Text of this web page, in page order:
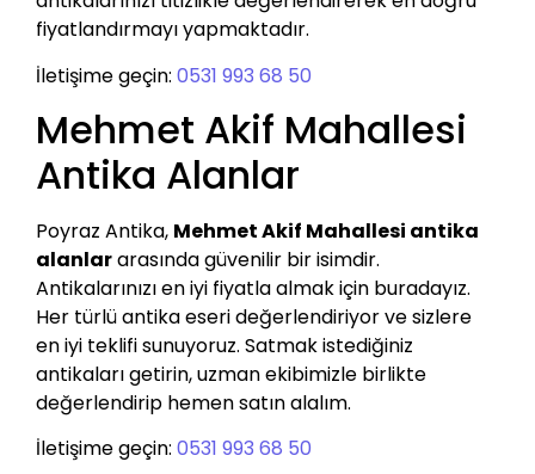
fiyatlandırmayı yapmaktadır.
İletişime geçin: 0531 993 68 50
Mehmet Akif Mahallesi
Antika Alanlar
Poyraz Antika, Mehmet Akif Mahallesi antika
alanlararasında güvenilir bir isimdir.
Antikalarınızı en iyi fiyatla almak için buradayız.
Her türlü antika eseri değerlendiriyor ve sizlere
en iyi teklifi sunuyoruz. Satmak istediğiniz
antikaları getirin, uzman ekibimizle birlikte
değerlendirip hemen satın alalım.
İletişime geçin: 0531 993 68 50